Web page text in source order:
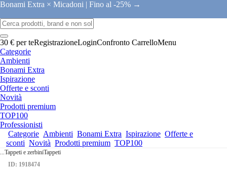
Bonami Extra × Micadoni | Fino al -25% →
30 € per teRegistrazioneLoginConfronto CarrelloMenu
Categorie
Ambienti
Bonami Extra
Ispirazione
Offerte e sconti
Novità
Prodotti premium
TOP100
Professionisti
Categorie Ambienti Bonami Extra Ispirazione Offerte e
sconti Novità Prodotti premium TOP100
...Tappeti e zerbiniTappeti
ID: 1918474